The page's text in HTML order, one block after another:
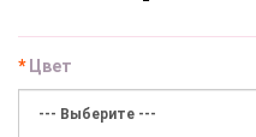
Цвет